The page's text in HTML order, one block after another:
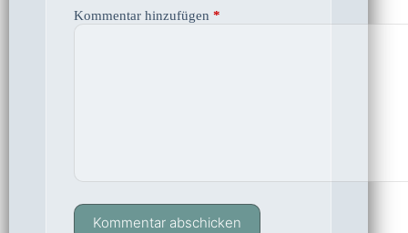
Kommentar hinzufügen *
Kommentar abschicken